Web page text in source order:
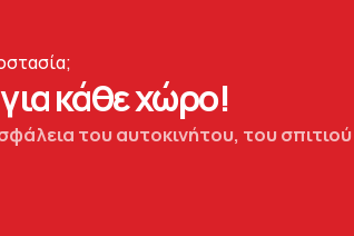
κάθε χώρο!
του αυτοκινήτου, του σπιτιού